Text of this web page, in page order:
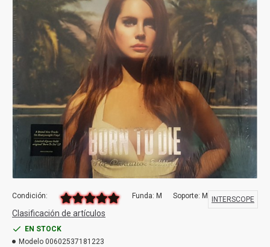
Condición: Funda: M Soporte: M
Clasificación de artículos
EN STOCK
Modelo 00602537181223
INTERSCOPE